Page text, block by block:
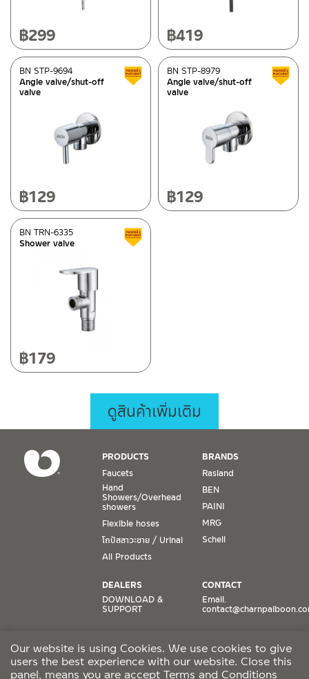
฿299 ฿419
Angle valve/shut-off
valve
BN STP-9694 Clearance sale
฿129
Angle valve/shut-off
valve
BN STP-8979
฿129
Shower valve
BN TRN-6335
฿179
ดูสินค้าเพิ่มเติม
PRODUCTS
Faucets
Hand
Showers/Overhead
showers
Flexible hoses
โถปัสสาวะชาย / Urinal
All Products
BRANDS
Rasland
BEN
PAINI
MRG
Schell
DEALERS
DOWNLOAD &
SUPPORT
Lazada
Shopee
CONTACT
Email.
TikTok
Facebook
Our website is using Cookies. We use cookies to give
users the best experience with our website. Close this
panel, means you are accept Terms and Conditions